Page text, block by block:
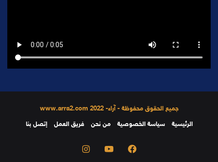
جميع الحقوق محفوظة - آراء- 2022 www.arra2.com
الرئيسية
سياسة الخصوصية من نحن فريق العمل إتصل بنا
فيسبوك يوتيوب